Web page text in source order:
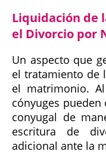
Liquidación de
el Divorcio por
Un aspecto que
el tratamiento de
el matrimonio.
cónyuges
conyugal de
escritura de
adicional ante la